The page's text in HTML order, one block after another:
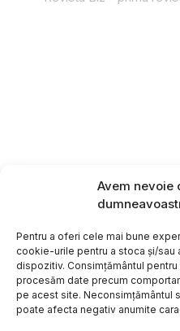
Avem nevoie
Pentru a oferi cele mai bune
cookie-urile pentru a stoca și/
dispozitiv. Consimțământul
procesăm date precum
pe acest site. Neconsimțământul
poate afecta negativ anumite